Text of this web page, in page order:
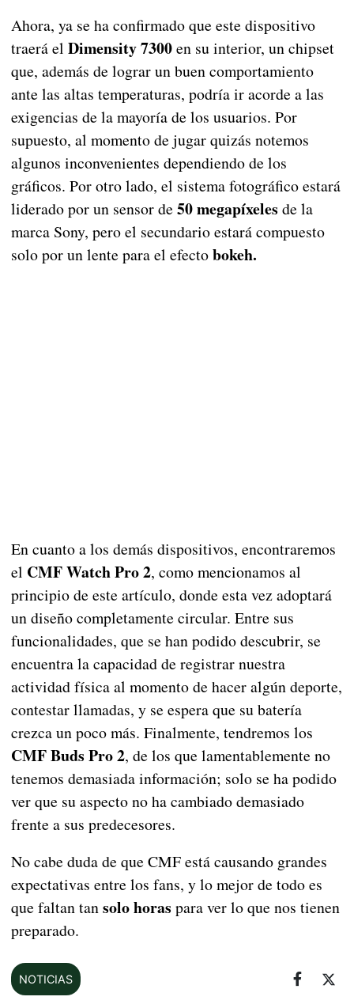
Ahora, ya se ha confirmado que este dispositivo
traerá el Dimensity 7300en su interior, un chipset
que, además de lograr un buen comportamiento
ante las altas temperaturas, podría ir acorde a las
exigencias de la mayoría de los usuarios. Por
supuesto, al momento de jugar quizás notemos
algunos inconvenientes dependiendo de los
gráficos. Por otro lado, el sistema fotográfico estará
liderado por un sensor de 50 megapíxeles de la
marca Sony, pero el secundario estará compuesto
solo por un lente para el efectobokeh.
En cuanto a los demás dispositivos, encontraremos
el CMF Watch Pro 2, como mencionamos al
principio de este artículo, donde esta vez adoptará
un diseño completamente circular. Entre sus
funcionalidades, que se han podido descubrir, se
encuentra la capacidad de registrar nuestra
actividad física al momento de hacer algún deporte,
contestar llamadas, y se espera que su batería
crezca un poco más. Finalmente, tendremos los
CMF Buds Pro 2, de los que lamentablemente no
tenemos demasiada información; solo se ha podido
ver que su aspecto no ha cambiado demasiado
frente a sus predecesores.
No cabe duda de que CMF está causando grandes
expectativas entre los fans, y lo mejor de todo es
que faltan tansolo horas para ver lo que nos tienen
preparado.
NOTICIAS